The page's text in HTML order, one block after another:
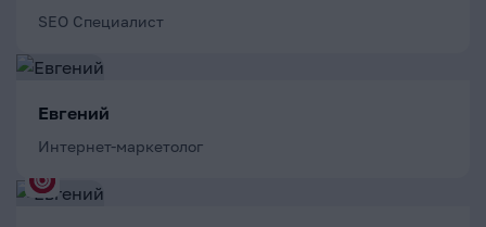
SEO Специалист
Евгений
Интернет-маркетолог